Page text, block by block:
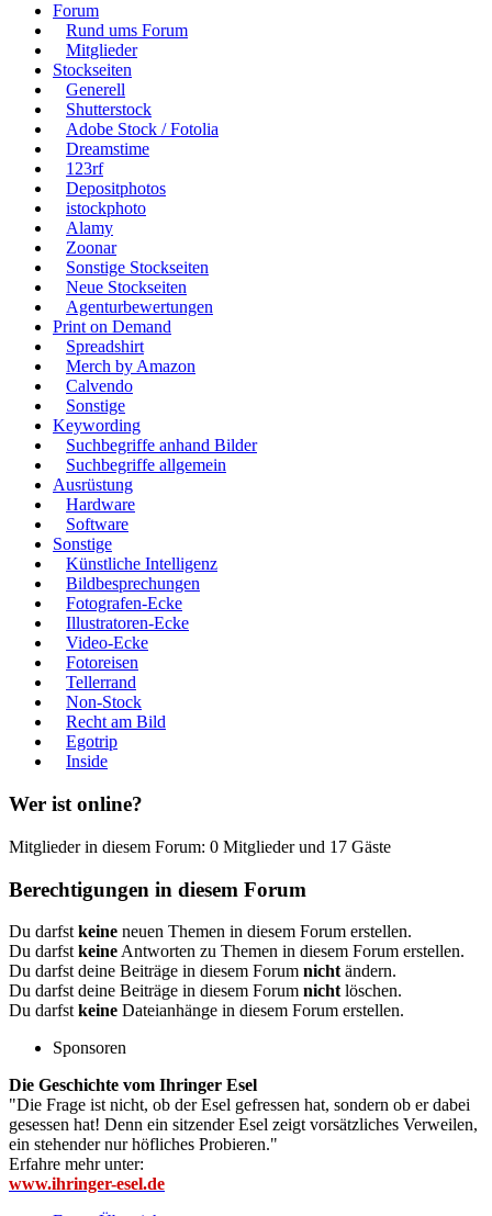
Forum
Rund ums Forum
Mitglieder
Stockseiten
Generell
Shutterstock
Adobe Stock / Fotolia
Dreamstime
123rf
Depositphotos
istockphoto
Alamy
Zoonar
Sonstige Stockseiten
Neue Stockseiten
Agenturbewertungen
Print on Demand
Spreadshirt
Merch by Amazon
Calvendo
Sonstige
Keywording
Suchbegriffe anhand Bilder
Suchbegriffe allgemein
Ausrüstung
Hardware
Software
Sonstige
Künstliche Intelligenz
Bildbesprechungen
Fotografen-Ecke
Illustratoren-Ecke
Video-Ecke
Fotoreisen
Tellerrand
Non-Stock
Recht am Bild
Egotrip
Inside
Wer ist online?
Mitglieder in diesem Forum: 0 Mitglieder und 17 Gäste
Berechtigungen in diesem Forum
Du darfst keine neuen Themen in diesem Forum erstellen.
Du darfst keine Antworten zu Themen in diesem Forum erstellen.
Du darfst deine Beiträge in diesem Forum nicht ändern.
Du darfst deine Beiträge in diesem Forum nicht löschen.
Du darfst keine Dateianhänge in diesem Forum erstellen.
Sponsoren
Die Geschichte vom Ihringer Esel
"Die Frage ist nicht, ob der Esel gefressen hat, sondern ob er dabei
gesessen hat! Denn ein sitzender Esel zeigt vorsätzliches Verweilen,
ein stehender nur höfliches Probieren."
Erfahre mehr unter:
www.ihringer-esel.de